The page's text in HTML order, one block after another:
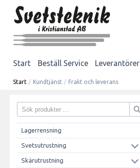
Start Beställ Service Leverantörer
Start / Kundtjänst / Frakt och leverans
Lagerrensning
Svetsutrustning
Skärutrustning